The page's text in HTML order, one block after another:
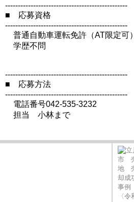
------------------------------------------------
■ 応募資格
------------------------------------------------
普通自動車運転免許（AT限定可）
学歴不問
------------------------------------------------
■ 応募方法
------------------------------------------------
電話番号042-535-3232
担当 小林まで